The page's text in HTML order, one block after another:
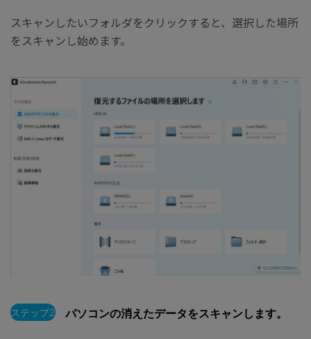
スキャンしたいフォルダをクリックすると、選択した場所
をスキャンし始めます。
ステップ2 パソコンの消えたデータをスキャンします。